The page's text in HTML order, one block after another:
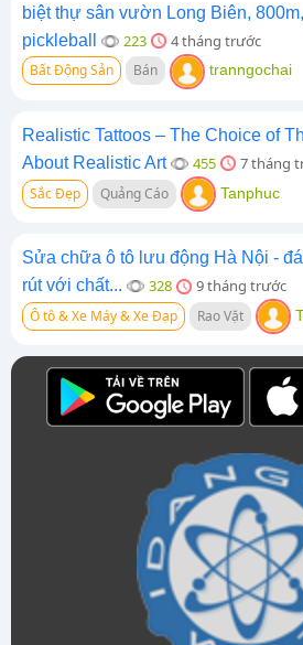
biệt thự sân vườn Long Biên,
pickleball
223 4 tháng trước
Bất Động Sản Bán tranngochai
Realistic Tattoos – The Choice of
About Realistic Art
455 7 tháng
Sắc Đẹp Quảng Cáo Tanphuc
Sửa chữa ô tô lưu động Hà Nội -
rút với chất...
328 9 tháng trước
Ô tô & Xe Máy & Xe Đạp Rao Vặt